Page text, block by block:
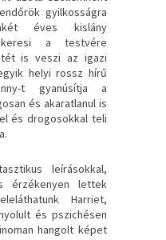
gyilkosságra
éves kislány
a testvére
is veszi az igazi
helyi rossz hírű
t gyanúsítja a
és akaratlanul is
és drogosokkal teli
leírásokkal,
érzékenyen lettek
Harriet,
és pszichésen
hangolt képet